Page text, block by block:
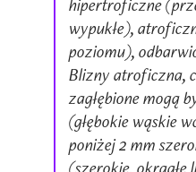
wypukłe),
poziomu),
Blizny atroficzna,
zagłębione mogą
(głębokie wąskie
poniżej 2 mm
(szerokie, okrągłe